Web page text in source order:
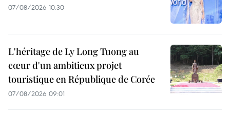
07/08/2026 10:30
L'héritage de Ly Long Tuong au
cœur d'un ambitieux projet
touristique en République de Corée
07/08/2026 09:01